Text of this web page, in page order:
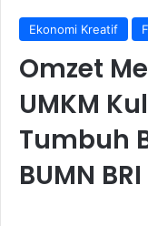
Ekonomi Kreatif
Omzet
UMKM
Tumbuh
BUMN